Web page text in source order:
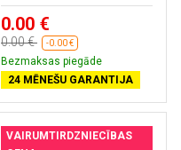
0.00 €
0.00 € -0.00 €
Bezmaksas piegāde
24 MĒNEŠU GARANTIJA
VAIRUMTIRDZNIECĪBAS